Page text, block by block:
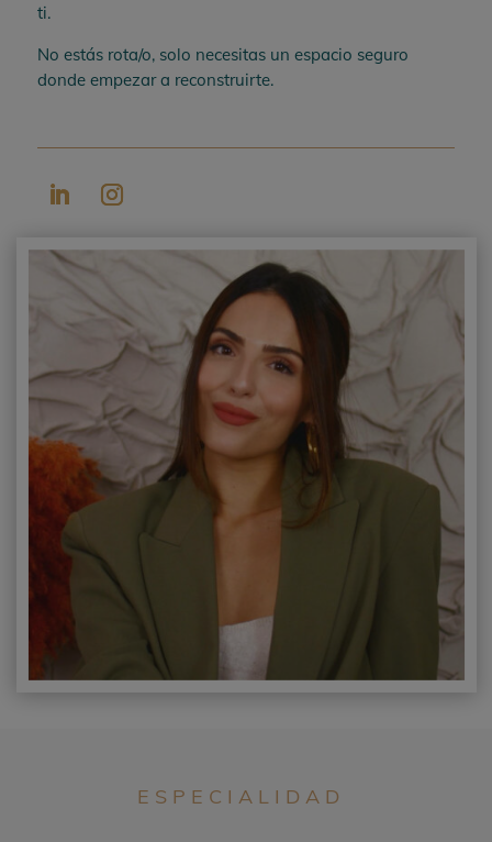
ti.
No estás rota/o, solo necesitas un espacio seguro
donde empezar a reconstruirte.
ESPECIALIDAD